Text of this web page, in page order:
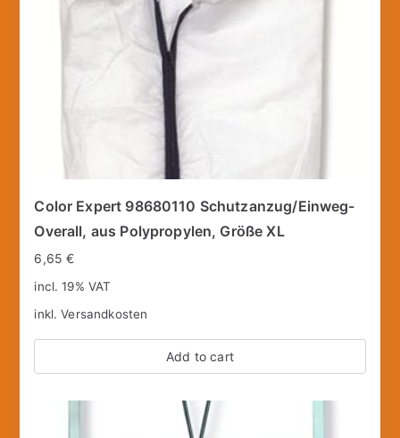
Color Expert 98680110 Schutzanzug/Einweg-
Overall, aus Polypropylen, Größe XL
6,65€
incl. 19% VAT
inkl.Versandkosten
Add to cart